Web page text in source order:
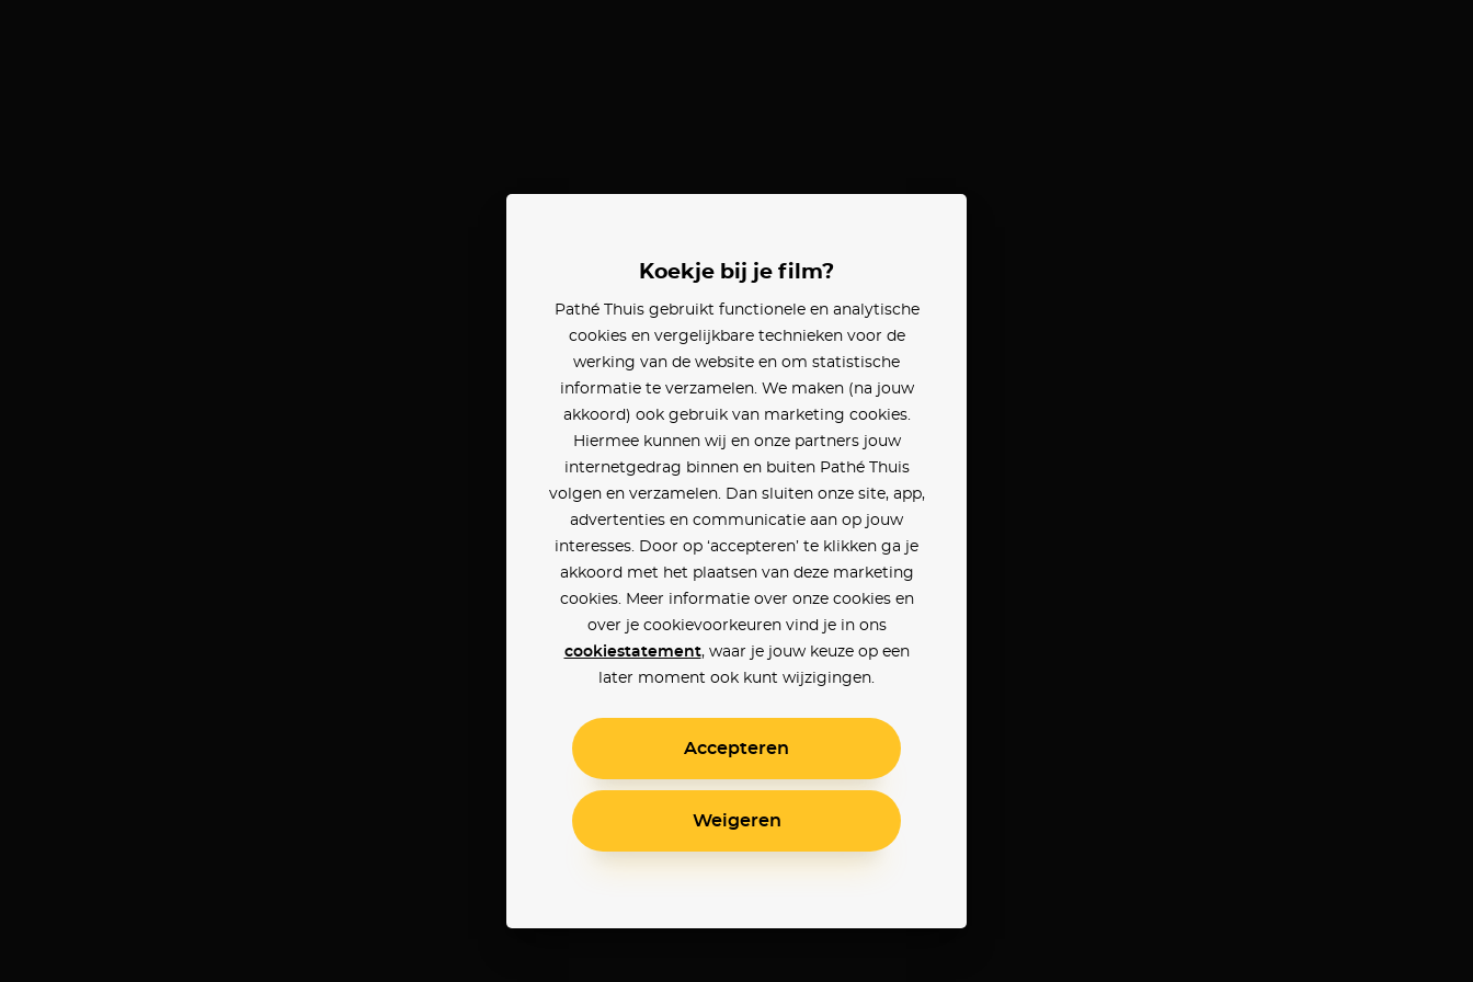
Koekje bij je film?
Pathé Thuis gebruikt functionele en analytische
cookies en vergelijkbare technieken voor de
werking van de website en om statistische
informatie te verzamelen. We maken (na jouw
akkoord) ook gebruik van marketing cookies.
Hiermee kunnen wij en onze partners jouw
internetgedrag binnen en buiten Pathé Thuis
volgen en verzamelen. Dan sluiten onze site, app,
advertenties en communicatie aan op jouw
interesses. Door op ‘accepteren’ te klikken ga je
akkoord met het plaatsen van deze marketing
cookies. Meer informatie over onze cookies en
over je cookievoorkeuren vind je in ons
cookiestatement, waar je jouw keuze op een
later moment ook kunt wijzigingen.
Accepteren
Weigeren